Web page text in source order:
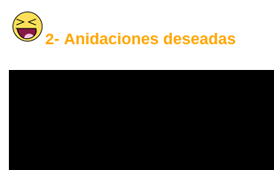
2- Anidaciones deseadas